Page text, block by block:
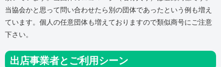
当協会かと思って問い合わせたら別の団体であったという例も増え
ています。個人の任意団体も増えておりますので類似商号にご注意
下さい。
出店事業者とご利用シーン